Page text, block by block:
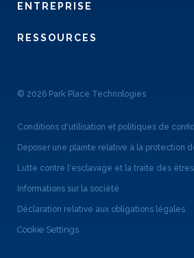
ENTREPRISE
RESSOURCES
© 2026 Park Place Technologies
Conditions d'utilisation et politiques de
Déposer une plainte relative à la protection
Lutte contre l'esclavage et la traite des
Informations sur la société
Déclaration relative aux obligations légales
Cookie Settings